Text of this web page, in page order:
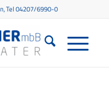
, Tel 04207/6990-0